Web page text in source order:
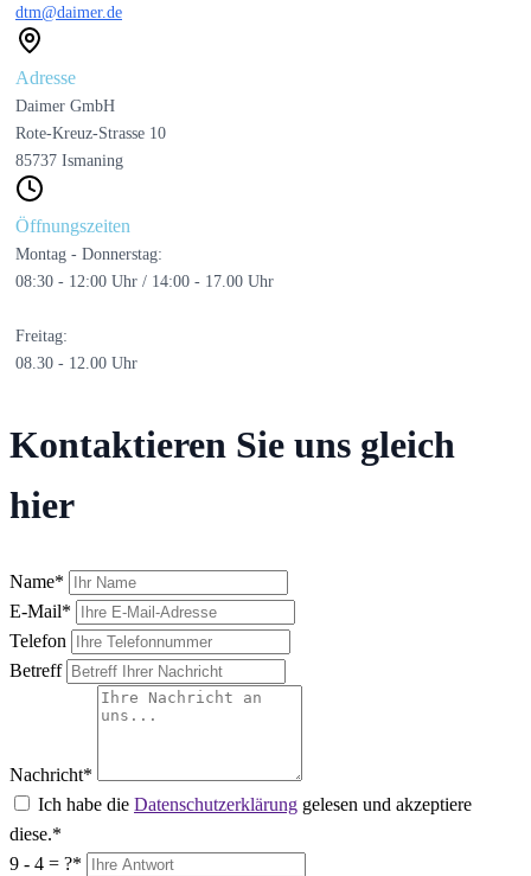
dtm@daimer.de
Adresse
Daimer GmbH
Rote-Kreuz-Strasse 10
85737 Ismaning
Öffnungszeiten
Montag - Donnerstag:
08:30 - 12:00 Uhr / 14:00 - 17.00 Uhr
Freitag:
08.30 - 12.00 Uhr
Kontaktieren Sie uns gleich
hier
Name*
E-Mail*
Telefon
Betreff
Nachricht*
Ich habe die Datenschutzerklärung gelesen und akzeptiere
diese.*
9 - 4 = ?*